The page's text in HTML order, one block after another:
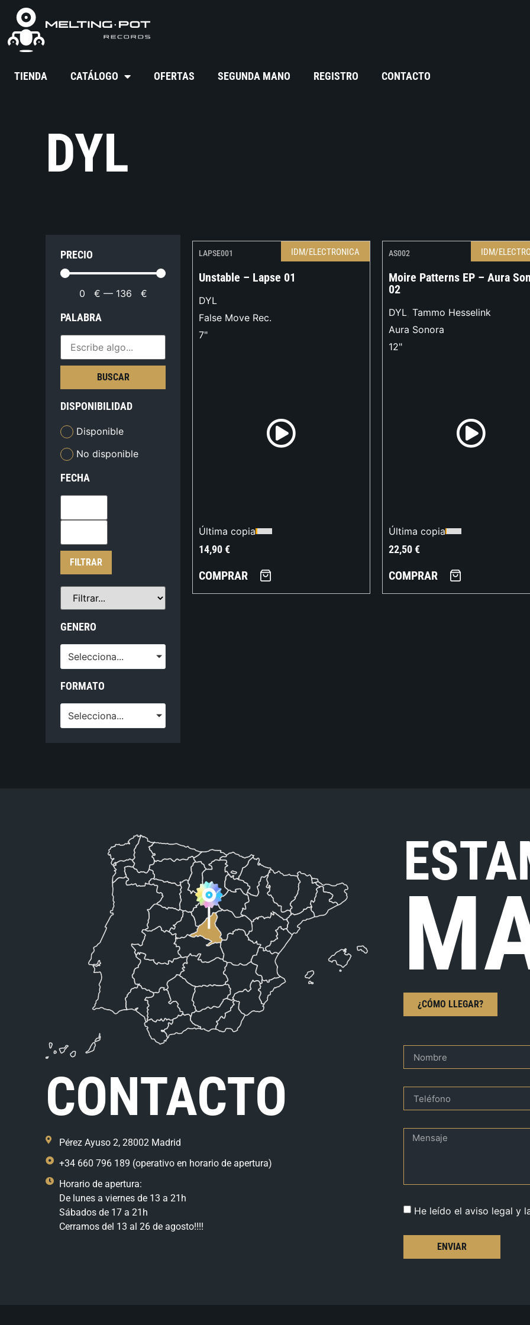
TIENDA CATÁLOGO OFERTAS SEGUNDA MANO REGISTRO CONTACTO
DYL
PRECIO
0 € — 136 €
PALABRA
BUSCAR
DISPONIBILIDAD
Disponible
No disponible
FECHA
FILTRAR
GENERO
Selecciona...
FORMATO
Selecciona...
LAPSE001 IDM/ELECTRONICA
Unstable – Lapse 01
DYL
False Move Rec.
7"
Última copia
14,90€
COMPRAR
AS002 IDM/
Moire Patterns EP – Aura
02
DYL, Tammo Hesselink
Aura Sonora
12"
Última copia
22,50€
COMPRAR
CONTACTO
Pérez Ayuso 2, 28002 Madrid
+34 660 796 189 (operativo en horario de apertura)
Horario de apertura:
De lunes a viernes de 13 a 21h
Sábados de 17 a 21h
Cerramos del 13 al 26 de agosto!!!!
¿CÓMO LLEGAR?
He leído el aviso legal y
ENVIAR